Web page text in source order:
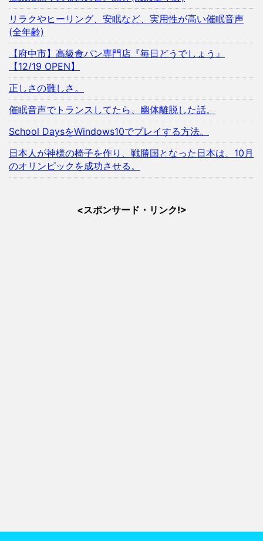
リラクやヒーリング、安眠など、実用性が高い催眠音声
(全年齢)
【府中市】高級食パン専門店『毎日どうでしょう』
【12/19 OPEN】
正しさの難しさ。
催眠音声でトランスしてたら、幽体離脱した話。
School DaysをWindows10でプレイする方法。
日本人が神様の椅子を作り、戦勝国となった日本は、10月
のオリンピックを成功させる。
<スポンサード・リンク!>